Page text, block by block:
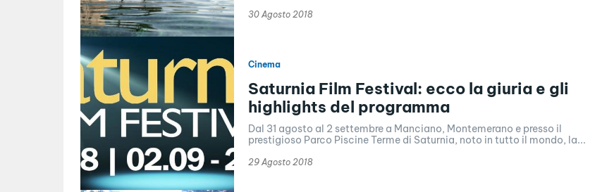
30 Agosto 2018
Cinema
Saturnia Film Festival: ecco la giuria e gli
highlights del programma
Dal 31 agosto al 2 settembre a Manciano, Montemerano e presso il
prestigioso Parco Piscine Terme di Saturnia, noto in tutto il mondo, la...
29 Agosto 2018